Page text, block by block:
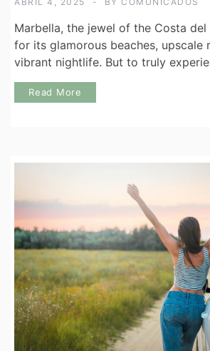
Marbella, the jewel of the Costa del
for its glamorous beaches, upscale
vibrant nightlife. But to truly
Read More